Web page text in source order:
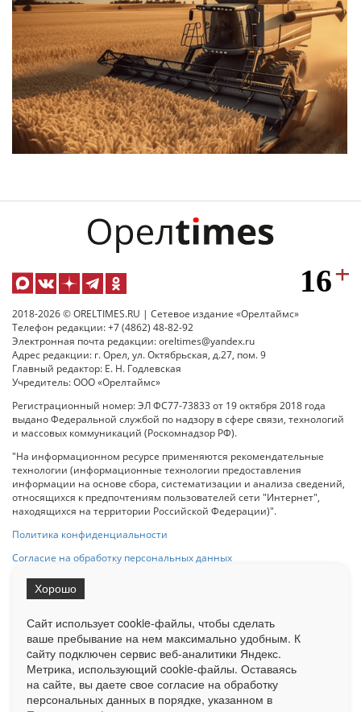
2018-2026 © ORELTIMES.RU | Сетевое издание «Орелтаймс»
Телефон редакции: +7 (4862) 48-82-92
Электронная почта редакции: oreltimes@yandex.ru
Адрес редакции: г. Орел, ул. Октябрьская, д.27, пом. 9
Главный редактор: Е. Н. Годлевская
Учредитель: ООО «Орелтаймс»
Регистрационный номер: ЭЛ ФС77-73833 от 19 октября 2018 года
выдано Федеральной службой по надзору в сфере связи, технологий
и массовых коммуникаций (Роскомнадзор РФ).
"На информационном ресурсе применяются рекомендательные
технологии (информационные технологии предоставления
информации на основе сбора, систематизации и анализа сведений,
относящихся к предпочтениям пользователей сети "Интернет",
находящихся на территории Российской Федерации)".
Политика конфиденциальности
Согласие на обработку персональных данных
на Сетевое издание «ОрелТаймс» обязательна.
Ограниченная статистика посещаемости доступна на сайте
Liveinternet.ru . Подробная статистика для рекламодателей по запросу
у менеджера.
Сайт использует cookie-файлы, чтобы сделать
ваше пребывание на нем максимально удобным. К
cайту подключен сервис веб-аналитики Яндекс.
Метрика, использующий cookie-файлы. Оставаясь
на сайте, вы даете свое согласие на обработку
персональных данных в порядке, указанном в
Хорошо